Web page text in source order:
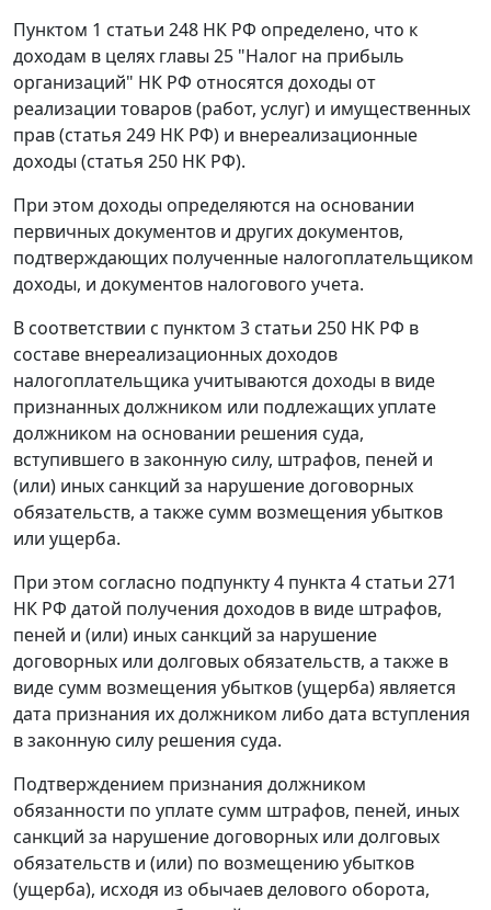
Пунктом 1 статьи 248 НК РФ определено, что к
доходам в целях главы 25 "Налог на прибыль
организаций" НК РФ относятся доходы от
реализации товаров (работ, услуг) и имущественных
прав (статья 249 НК РФ) и внереализационные
доходы (статья 250 НК РФ).
При этом доходы определяются на основании
первичных документов и других документов,
подтверждающих полученные налогоплательщиком
доходы, и документов налогового учета.
В соответствии с пунктом 3 статьи 250 НК РФ в
составе внереализационных доходов
налогоплательщика учитываются доходы в виде
признанных должником или подлежащих уплате
должником на основании решения суда,
вступившего в законную силу, штрафов, пеней и
(или) иных санкций за нарушение договорных
обязательств, а также сумм возмещения убытков
или ущерба.
При этом согласно подпункту 4 пункта 4 статьи 271
НК РФ датой получения доходов в виде штрафов,
пеней и (или) иных санкций за нарушение
договорных или долговых обязательств, а также в
виде сумм возмещения убытков (ущерба) является
дата признания их должником либо дата вступления
в законную силу решения суда.
Подтверждением признания должником
обязанности по уплате сумм штрафов, пеней, иных
санкций за нарушение договорных или долговых
обязательств и (или) по возмещению убытков
(ущерба), исходя из обычаев делового оборота,